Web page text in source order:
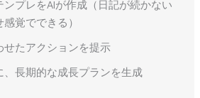
ンプレをAIが作成（日記が続かない
覚でできる）
たアクションを提示
長期的な成長プランを生成